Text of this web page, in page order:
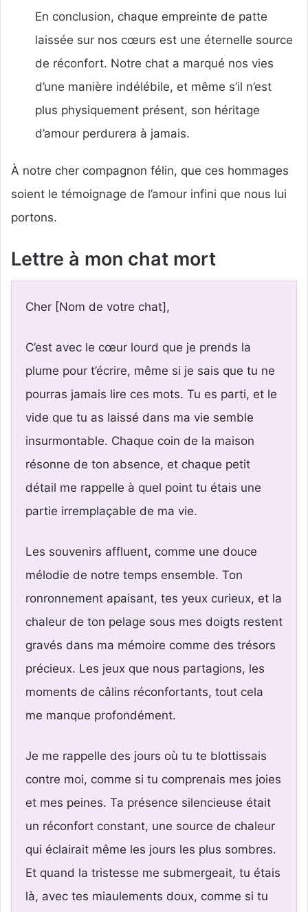
En conclusion, chaque empreinte de patte
laissée sur nos cœurs est une éternelle source
de réconfort. Notre chat a marqué nos vies
d’une manière indélébile, et même s’il n’est
plus physiquement présent, son héritage
d’amour perdurera à jamais.
À notre cher compagnon félin, que ces hommages
soient le témoignage de l’amour infini que nous lui
portons.
Lettre à mon chat mort
Cher [Nom de votre chat],
C’est avec le cœur lourd que je prends la
plume pour t’écrire, même si je sais que tu ne
pourras jamais lire ces mots. Tu es parti, et le
vide que tu as laissé dans ma vie semble
insurmontable. Chaque coin de la maison
résonne de ton absence, et chaque petit
détail me rappelle à quel point tu étais une
partie irremplaçable de ma vie.
Les souvenirs affluent, comme une douce
mélodie de notre temps ensemble. Ton
ronronnement apaisant, tes yeux curieux, et la
chaleur de ton pelage sous mes doigts restent
gravés dans ma mémoire comme des trésors
précieux. Les jeux que nous partagions, les
moments de câlins réconfortants, tout cela
me manque profondément.
Je me rappelle des jours où tu te blottissais
contre moi, comme si tu comprenais mes joies
et mes peines. Ta présence silencieuse était
un réconfort constant, une source de chaleur
qui éclairait même les jours les plus sombres.
Et quand la tristesse me submergeait, tu étais
là, avec tes miaulements doux, comme si tu